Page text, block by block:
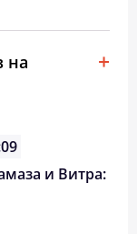
на
и Витра: